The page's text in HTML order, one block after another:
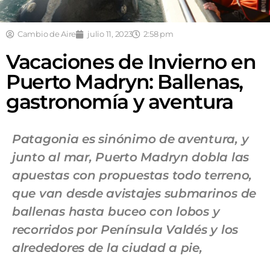
Cambio de Aire julio 11, 2023 2:58 pm
Vacaciones de Invierno en
Puerto Madryn: Ballenas,
gastronomía y aventura
Patagonia es sinónimo de aventura, y
junto al mar, Puerto Madryn dobla las
apuestas con propuestas todo terreno,
que van desde avistajes submarinos de
ballenas hasta buceo con lobos y
recorridos por Península Valdés y los
alrededores de la ciudad a pie,